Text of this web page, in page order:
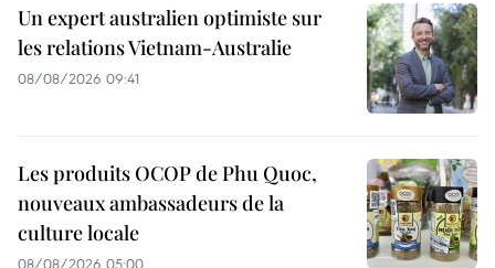
Un expert australien optimiste sur
les relations Vietnam-Australie
08/08/2026 09:41
Les produits OCOP de Phu Quoc,
nouveaux ambassadeurs de la
culture locale
08/08/2026 05:00